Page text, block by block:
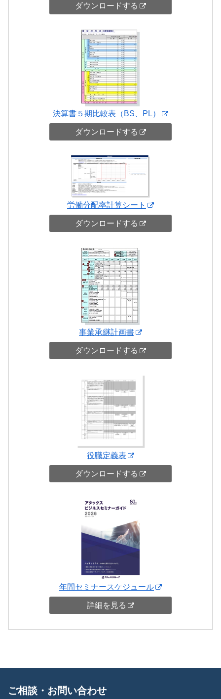
ダウンロードする
決算書５期比較表（BS、PL）
ダウンロードする
労働分配率計算シート
ダウンロードする
事業承継計画書
ダウンロードする
役職定義表
ダウンロードする
年間セミナースケジュール
詳細を見る
ご相談・お問い合わせ